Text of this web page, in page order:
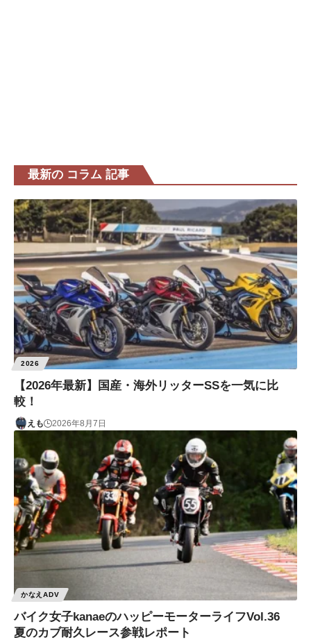
最新の コラム 記事
2026
【2026年最新】国産・海外リッターSSを一気に比
較！
えも 2026年8月7日
かなえADV
バイク女子kanaeのハッピーモーターライフVol.36
夏のカブ耐久レース参戦レポート